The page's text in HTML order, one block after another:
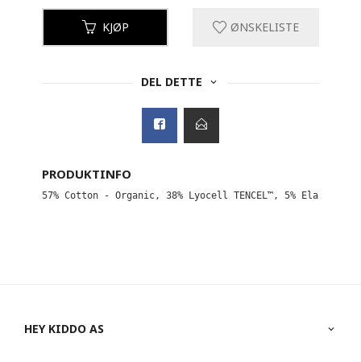
KJØP ØNSKELISTE
DEL DETTE
PRODUKTINFO
HEY KIDDO AS